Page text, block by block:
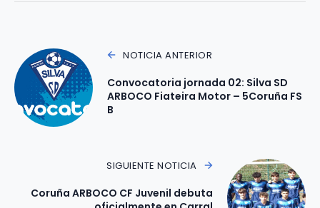
NOTICIA ANTERIOR
Convocatoria jornada 02: Silva SD
ARBOCO Fiateira Motor – 5Coruña FS
B
SIGUIENTE NOTICIA
Coruña ARBOCO CF Juvenil debuta